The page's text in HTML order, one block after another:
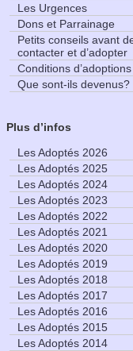
Les Urgences
Dons et Parrainage
Petits conseils avant
contacter et d’adopter
Conditions d’adoptions
Que sont-ils devenus?
Plus d’infos
Les Adoptés 2026
Les Adoptés 2025
Les Adoptés 2024
Les Adoptés 2023
Les Adoptés 2022
Les Adoptés 2021
Les Adoptés 2020
Les Adoptés 2019
Les Adoptés 2018
Les Adoptés 2017
Les Adoptés 2016
Les Adoptés 2015
Les Adoptés 2014